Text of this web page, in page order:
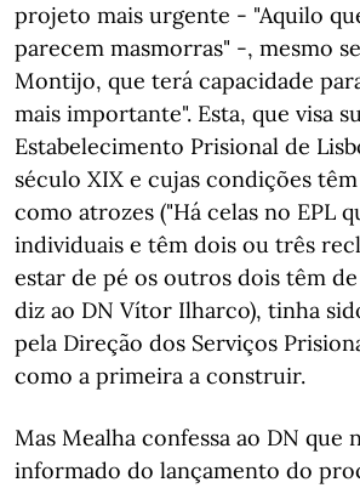
projeto mais urgente - "Aquilo
parecem masmorras" -, mesmo
Montijo, que terá capacidade
mais importante". Esta, que visa
Estabelecimento Prisional de
século XIX e cujas condições
como atrozes ("Há celas no EPL
individuais e têm dois ou três
estar de pé os outros dois têm
diz ao DN Vítor Ilharco), tinha
pela Direção dos Serviços
como a primeira a construir.
Mas Mealha confessa ao DN que
informado do lançamento do